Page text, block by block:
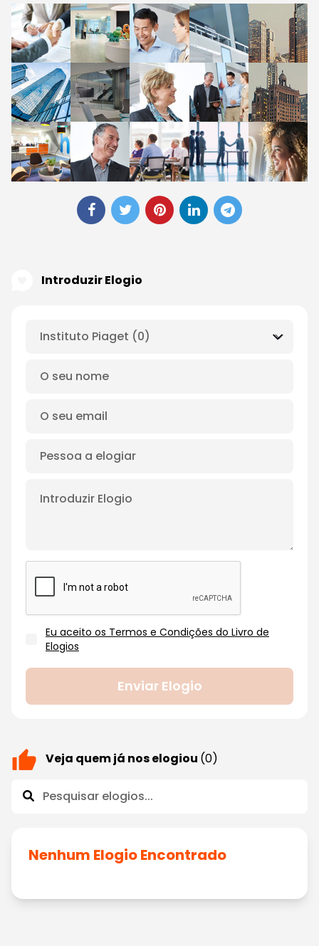
Veja quem já nos elogiou (0)
Nenhum Elogio Encontrado
Introduzir Elogio
Eu aceito os Termos e Condições do Livro de
Elogios
Enviar Elogio